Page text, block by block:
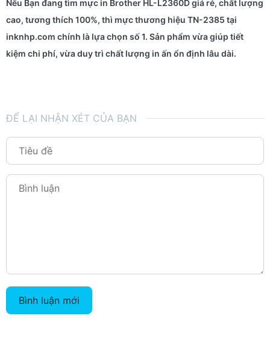
Nếu Bạn đang tìm mực in Brother HL-L2360D giá rẻ, chất lượng
cao, tương thích 100%, thì mực thương hiệu TN-2385 tại
inknhp.com chính là lựa chọn số 1. Sản phẩm vừa giúp tiết
kiệm chi phí, vừa duy trì chất lượng in ấn ổn định lâu dài.
ĐỂ LẠI NHẬN XÉT CỦA BẠN
Bình luận mới